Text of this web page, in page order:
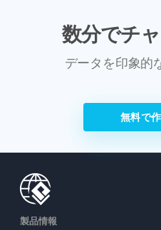
数分でチ
データを印象的
無料で
製品情報